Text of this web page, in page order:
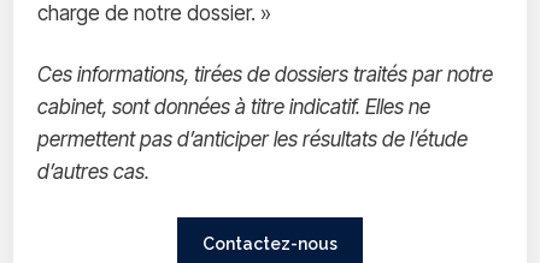
charge de notre dossier. »
Ces informations, tirées de dossiers traités par notre
cabinet, sont données à titre indicatif. Elles ne
permettent pas d’anticiper les résultats de l’étude
d’autres cas.
Contactez-nous